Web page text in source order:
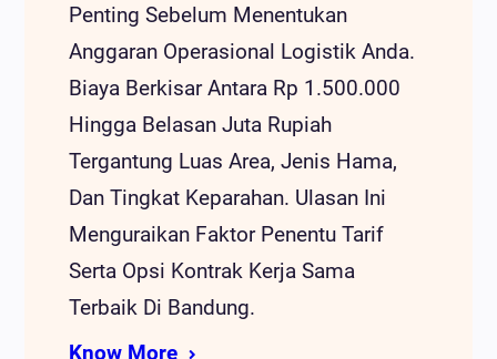
Penting Sebelum Menentukan
Anggaran Operasional Logistik Anda.
Biaya Berkisar Antara Rp 1.500.000
Hingga Belasan Juta Rupiah
Tergantung Luas Area, Jenis Hama,
Dan Tingkat Keparahan. Ulasan Ini
Menguraikan Faktor Penentu Tarif
Serta Opsi Kontrak Kerja Sama
Terbaik Di Bandung.
Know More